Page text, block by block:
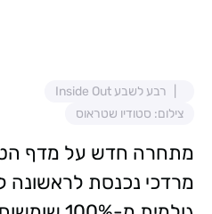
רבע לשבע Inside Out
צילום: סטודיו שטראוס
מתחרה חדש על מדף
מרדכי נכנסת לראשונה